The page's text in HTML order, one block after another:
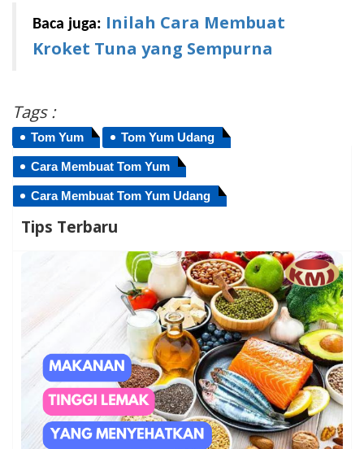
Baca juga: Inilah Cara Membuat
Kroket Tuna yang Sempurna
Tags :
Tom Yum Tom Yum Udang
Cara Membuat Tom Yum
Cara Membuat Tom Yum Udang
Tips Terbaru